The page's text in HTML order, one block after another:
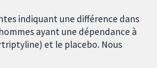
indiquant une différence dans
ayant une dépendance à
et le placebo. Nous